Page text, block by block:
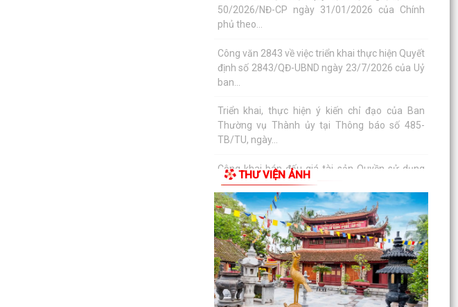
ban...
Thường vụ Thành ủy tại Thông báo số 485-
TB/TU, ngày...
đất và tài sản trên đất địa chỉ thửa đất tại TDP
Đồng...
số 55/2026/QĐ-UBND ngày 08/7/2026 của
UBND thành phố...
Công bố công khai danh mục thủ tục hành
chính đủ điều kiện cung cấp dịch vụ công trực
tuyến và thủ...
Thông báo Ban hành bổ sung, sửa đổi mã định
danh cho các cơ quan, đơn vị hành chính nhà
nước trên...
THƯ VIỆN ẢNH